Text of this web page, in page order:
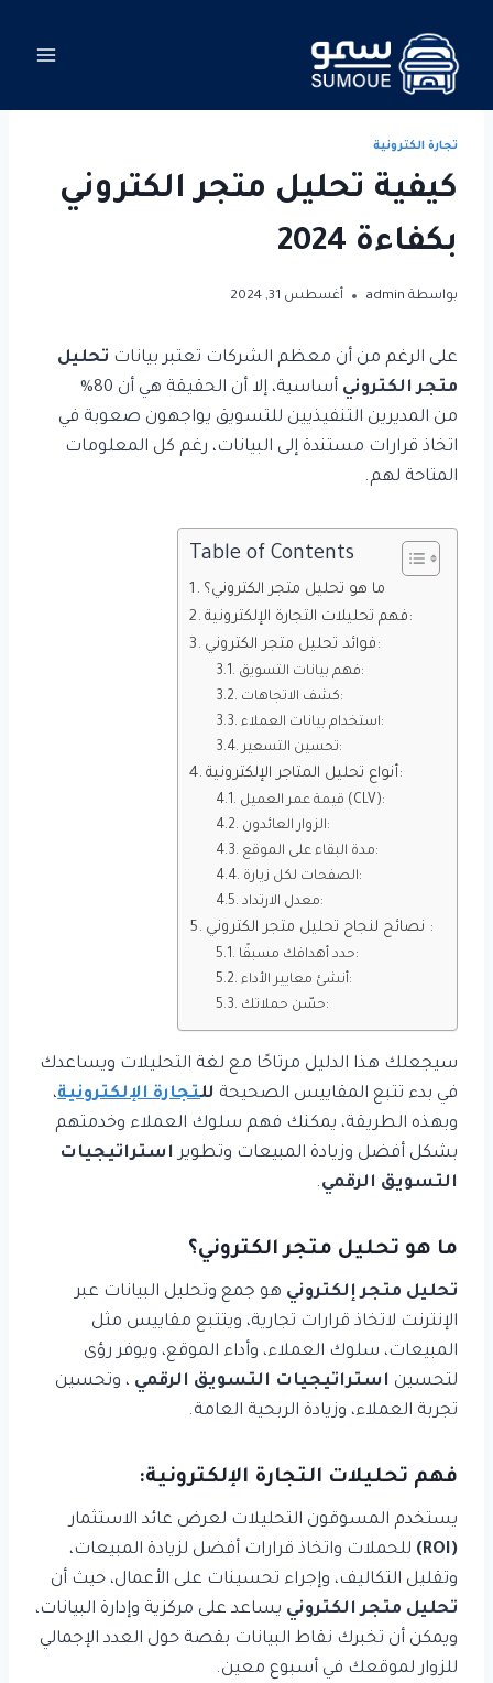
المحتوى
تجارة الكترونية
كيفية تحليل متجر الكتروني
بكفاءة 2024
بواسطة admin أغسطس 31, 2024
على الرغم من أن معظم الشركات تعتبر بيانات تحليل
متجر الكتروني أساسية، إلا أن الحقيقة هي أن 80%
من المديرين التنفيذيين للتسويق يواجهون صعوبة في
اتخاذ قرارات مستندة إلى البيانات، رغم كل المعلومات
المتاحة لهم.
Table of Contents
فهم تحليلات التجارة الإلكترونية:
فوائد تحليل متجر الكتروني:
فهم بيانات التسويق:
كشف الاتجاهات:
استخدام بيانات العملاء:
تحسين التسعير:
أنواع تحليل المتاجر الإلكترونية:
قيمة عمر العميل (CLV):
الزوار العائدون:
مدة البقاء على الموقع:
الصفحات لكل زيارة:
معدل الارتداد:
نصائح لنجاح تحليل متجر الكتروني :
حدد أهدافك مسبقًا:
أنشئ معايير الأداء:
حسّن حملاتك:
سيجعلك هذا الدليل مرتاحًا مع لغة التحليلات ويساعدك
في بدء تتبع المقاييس الصحيحة للتجارة الإلكترونية،
وبهذه الطريقة، يمكنك فهم سلوك العملاء وخدمتهم
بشكل أفضل وزيادة المبيعات وتطويراستراتيجيات
التسويق الرقمي.
ما هو تحليل متجر الكتروني؟
تحليل متجر إلكتروني هو جمع وتحليل البيانات عبر
الإنترنت لاتخاذ قرارات تجارية، ويتتبع مقاييس مثل
المبيعات، سلوك العملاء، وأداء الموقع، ويوفر رؤى
لتحسين استراتيجيات التسويق الرقمي ، وتحسين
تجربة العملاء، وزيادة الربحية العامة.
فهم تحليلات التجارة الإلكترونية:
يستخدم المسوقون التحليلات لعرض عائد الاستثمار
(ROI)
للحملات واتخاذ قرارات أفضل لزيادة المبيعات،
وتقليل التكاليف، وإجراء تحسينات على الأعمال، حيث أن
تحليل متجر الكتروني يساعد على مركزية وإدارة البيانات،
ويمكن أن تخبرك نقاط البيانات بقصة حول العدد الإجمالي
للزوار لموقعك في أسبوع معين.